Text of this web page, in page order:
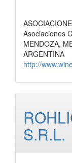
Asociaciones
MENDOZA,
ARGENTINA
http://
S.R.L.